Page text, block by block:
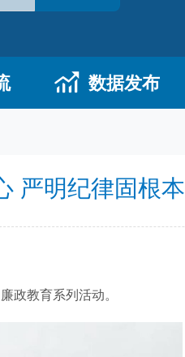
数据发布
严明纪律固根本
教育系列活动。